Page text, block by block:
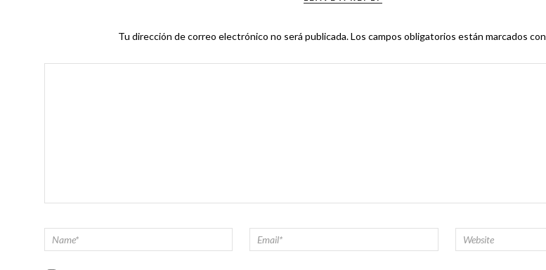
Tu dirección de correo electrónico no será publicada.Los campos obligatorios están marcados con